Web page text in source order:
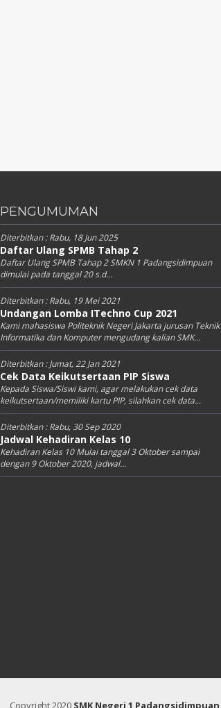
PENGUMUMAN
Diterbitkan :Rabu, 18 Jun 2025
Daftar Ulang SPMB Tahap 2
Daftar Ulang SPMB Tahap 2 SMKN 1 Padangsidimpuan
dimulai pada tanggal 20 s.d...
Diterbitkan :Rabu, 19 Mei 2021
Undangan Lomba ITechno Cup 2021
Kami mahasiswa Politeknik Negeri Jakarta jurusan Teknik
Informatika dan Komputer mengudang kalian SMK...
Diterbitkan :Jumat, 22 Jan 2021
Cek Data Keikutsertaan PIP Siswa
Kepada Siswa/Siswi kami, agar melakukan cek data
keikutsertaan/memiliki kartu PIP, silahkan cek data...
Diterbitkan :Rabu, 30 Sep 2020
Jadwal Kehadiran Kelas 10
Kehadiran Kelas 10 Mulai tanggal 3 Oktober sampai
dengan 9 Oktober 2020, jadwal...
Copyright 2020 SMK Negeri 1 Padangsidimpuan